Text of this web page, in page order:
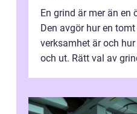
En grind är mer än en
Den avgör hur en
verksamhet är och
och ut. Rätt val av